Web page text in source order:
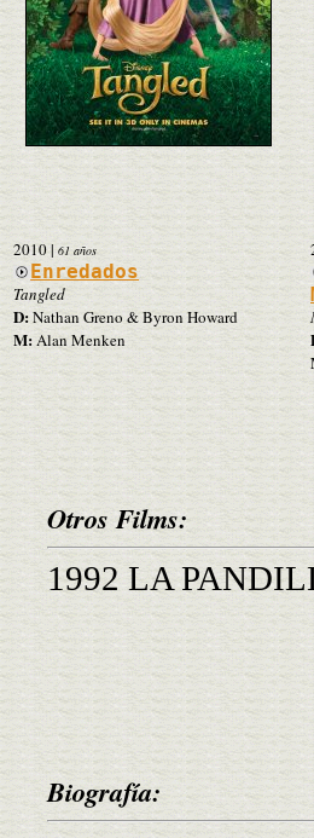
2010| 61 años
Enredados
Tangled
D:Nathan Greno & Byron Howard
M:Alan Menken
Otros Films:
1992 LA
Biografía: